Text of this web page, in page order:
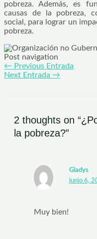
pobreza. Además, es
causas de la pobreza,
social, para lograr un
pobreza.
Post navigation
← Previous Entrada
Next Entrada →
2 thoughts on
la pobreza?”
Gladys
junio 6,
Muy bien!